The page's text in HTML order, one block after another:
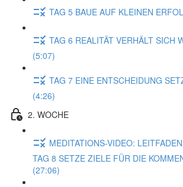
TAG 5 BAUE AUF KLEINEN
TAG 6 REALITÄT VERHÄLT SICH
(5:07)
TAG 7 EINE ENTSCHEIDUNG
(4:26)
2. WOCHE
MEDITATIONS-VIDEO:
TAG 8 SETZE ZIELE FÜR DIE
(27:06)